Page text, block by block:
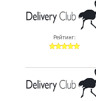
Рейтинг: